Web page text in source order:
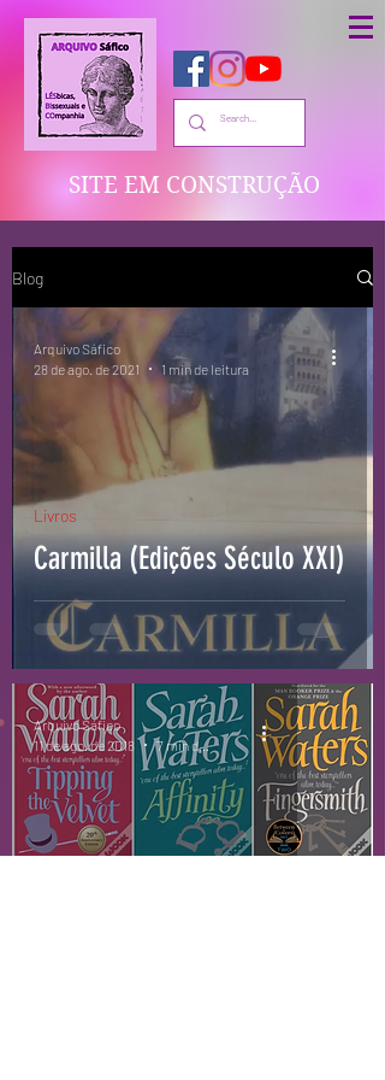
SITE EM CONSTRUÇÃO
Blog
Carmilla (Edições Século XXI)
Livros
Arquivo Sáfico
28 de ago. de 2021
1 min de leitura
Arquivo Sáfico
11 de ago. de 2018
7 min de leitura